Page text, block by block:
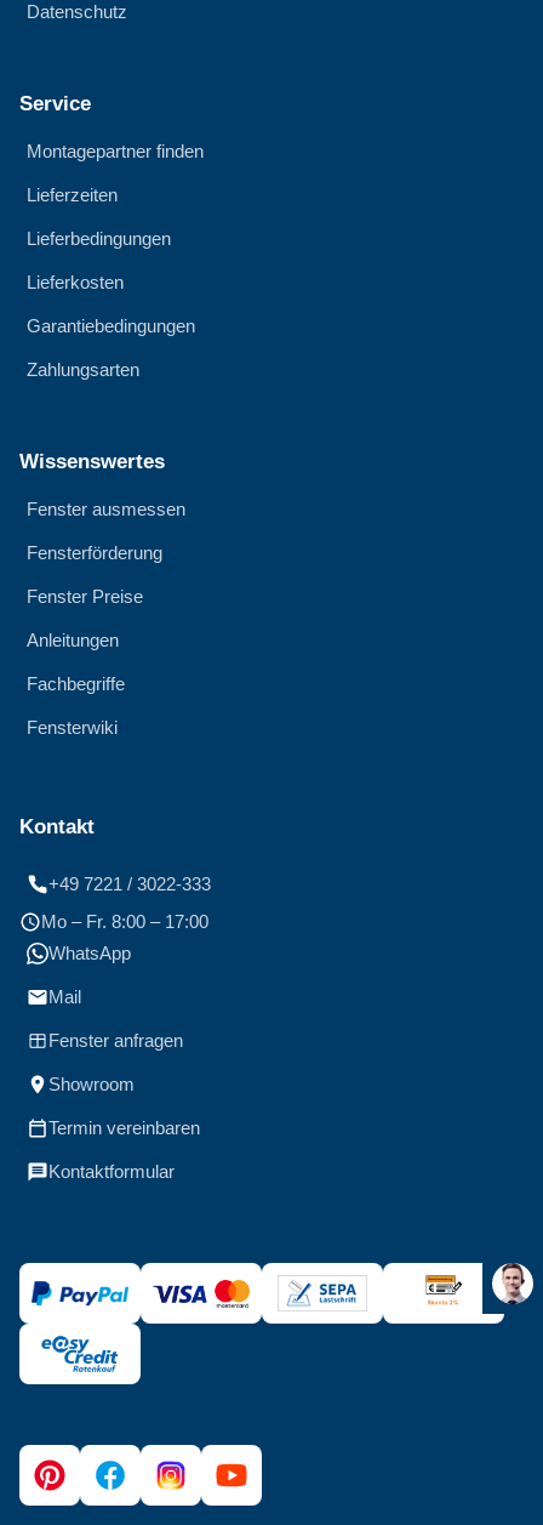
Datenschutz
Service
Montagepartner finden
Lieferzeiten
Lieferbedingungen
Lieferkosten
Garantiebedingungen
Zahlungsarten
Wissenswertes
Fenster ausmessen
Fensterförderung
Fenster Preise
Anleitungen
Fachbegriffe
Fensterwiki
Kontakt
+49 7221 / 3022-333
Mo – Fr. 8:00 – 17:00
WhatsApp
Mail
Fenster anfragen
Showroom
Termin vereinbaren
Kontaktformular